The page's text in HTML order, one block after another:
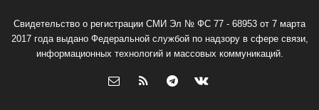
Свидетельство о регистрации СМИ Эл № ФС 77 - 68953 от 7 марта
2017 года выдано Федеральной службой по надзору в сфере связи,
информационных технологий и массовых коммуникаций.